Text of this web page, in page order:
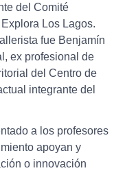
del Comité
Los Lagos.
fue Benjamín
ex profesional de
del Centro de
integrante del
a los profesores
apoyan y
o innovación